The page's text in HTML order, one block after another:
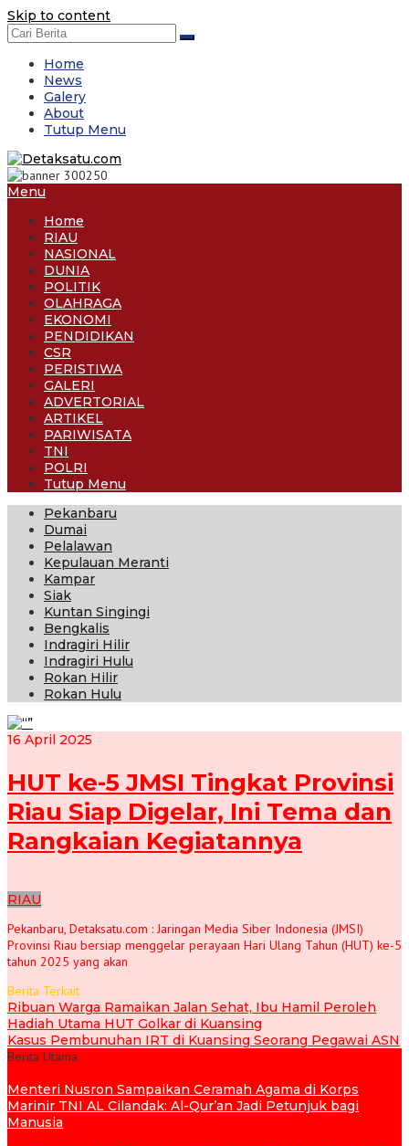
Skip to content
Home
News
Galery
About
Tutup Menu
Menu
Home
RIAU
NASIONAL
DUNIA
POLITIK
OLAHRAGA
EKONOMI
PENDIDIKAN
CSR
PERISTIWA
GALERI
ADVERTORIAL
ARTIKEL
PARIWISATA
TNI
POLRI
Tutup Menu
Pekanbaru
Dumai
Pelalawan
Kepulauan Meranti
Kampar
Siak
Kuntan Singingi
Bengkalis
Indragiri Hilir
Indragiri Hulu
Rokan Hilir
Rokan Hulu
16 April 2025
HUT ke-5 JMSI Tingkat Provinsi
Riau Siap Digelar, Ini Tema dan
Rangkaian Kegiatannya
RIAU
Pekanbaru, Detaksatu.com : Jaringan Media Siber Indonesia (JMSI)
Provinsi Riau bersiap menggelar perayaan Hari Ulang Tahun (HUT) ke-5
tahun 2025 yang akan
Berita Terkait
Ribuan Warga Ramaikan Jalan Sehat, Ibu Hamil Peroleh
Hadiah Utama HUT Golkar di Kuansing
Kasus Pembunuhan IRT di Kuansing Seorang Pegawai ASN
Berita Utama
Menteri Nusron Sampaikan Ceramah Agama di Korps
Marinir TNI AL Cilandak: Al-Qur’an Jadi Petunjuk bagi
Manusia